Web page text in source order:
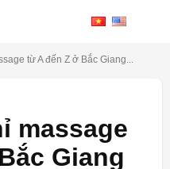
từ A đến Z ở Bắc Giang...
massage
Giang